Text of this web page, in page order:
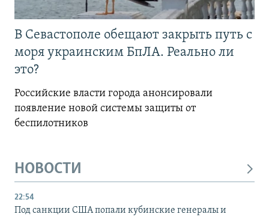
В Севастополе обещают закрыть путь с
моря украинским БпЛА. Реально ли
это?
Российские власти города анонсировали
появление новой системы защиты от
беспилотников
НОВОСТИ
22:54
Под санкции США попали кубинские генералы и